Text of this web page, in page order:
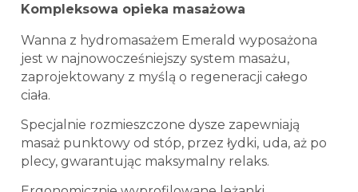
Kompleksowa opieka masażowa
Wanna z hydromasażem Emerald wyposażona
jest w najnowocześniejszy system masażu,
zaprojektowany z myślą o regeneracji całego
ciała.
Specjalnie rozmieszczone dysze zapewniają
masaż punktowy od stóp, przez łydki, uda, aż po
plecy, gwarantując maksymalny relaks.